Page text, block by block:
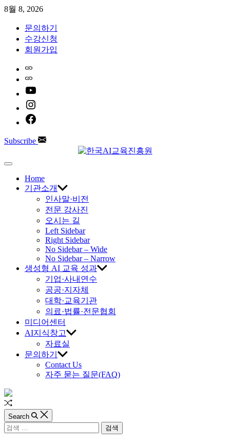
Skip
content
8월 8, 2026
문의하기
수강신청
회원가입
Subscribe
한
국
진
원
Off
CanvasHome
기관소개
인사말·비전
전문 강사진
오시는 길
Left Sidebar
Right Sidebar
No Sidebar – Wide
No Sidebar – Narrow
생성형 AI 교육 성과
기업·사내연수
공공·지자체
대학·교육기관
의료·법률·전문협회
미디어센터
AI지식창고
자료실
문의하기
Contact Us
자주 묻는 질문(FAQ)
Random
Article
Search
검